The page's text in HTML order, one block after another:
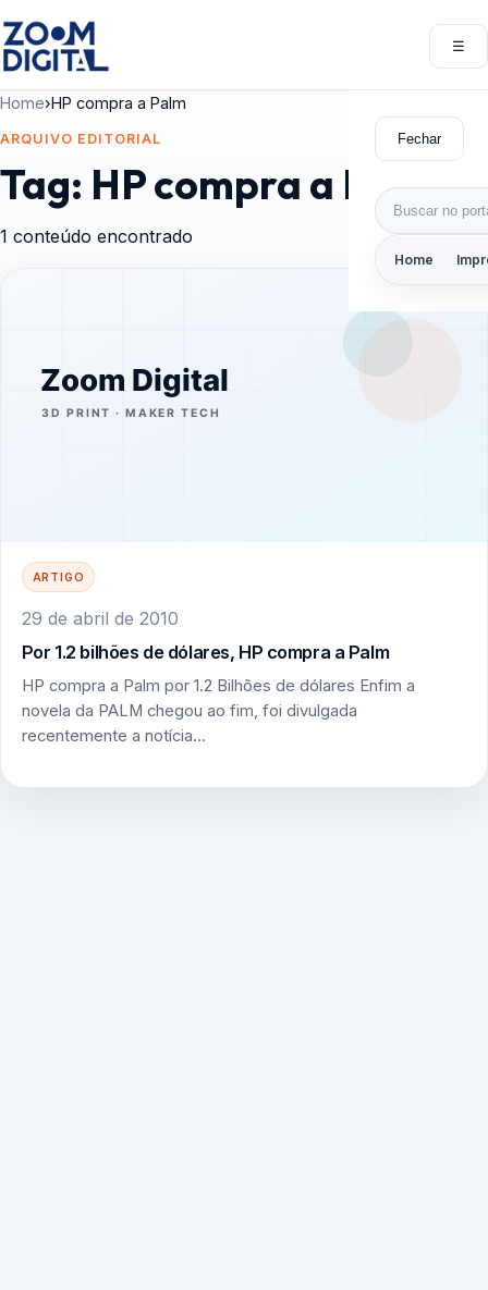
☰
Fechar
Buscar por:
Home
Home›HP compra a Palm
ARQUIVO EDITORIAL
Tag: HP compra a Palm
1 conteúdo encontrado
ARTIGO
29 de abril de 2010
Por 1.2 bilhões de dólares, HP compra a Palm
HP compra a Palm por 1.2 Bilhões de dólares Enfim a
novela da PALM chegou ao fim, foi divulgada
recentemente a notícia…